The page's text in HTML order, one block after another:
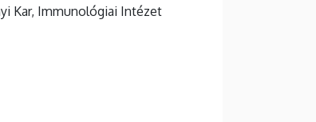
Kar, Immunológiai Intézet